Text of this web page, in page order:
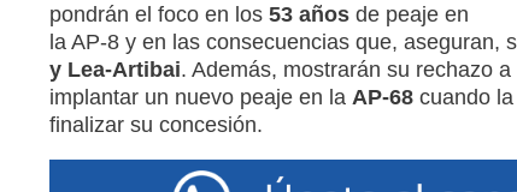
pondrán el foco en los 53 añosde peaje en
la AP-8 y en las consecuencias que, aseguran,
y Lea-Artibai. Además, mostrarán su rechazo
implantar un nuevo peaje en la AP-68cuando la
finalizar su concesión.